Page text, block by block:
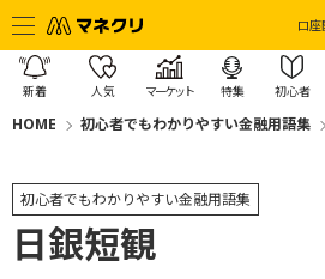
口座
新着 人気 マーケット 特集 初心者
HOME 初心者でもわかりやすい金融用語集
初心者でもわかりやすい金融用語集
日銀短観